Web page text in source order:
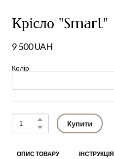
Крісло "Smart"
9 500 UAH
Колір
Купити
ОПИС ТОВАРУ ІНСТРУКЦІЯ